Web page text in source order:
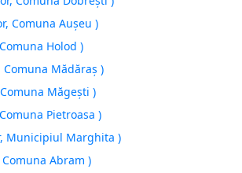
Comuna Auşeu )
Holod )
Comuna Mădăraş )
Măgeşti )
Pietroasa )
Municipiul Marghita )
Abram )